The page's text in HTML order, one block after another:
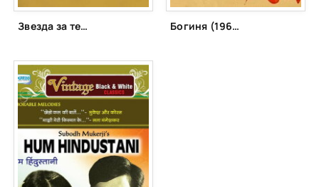
Звезда за темной тучей (1960) Богиня (1960)